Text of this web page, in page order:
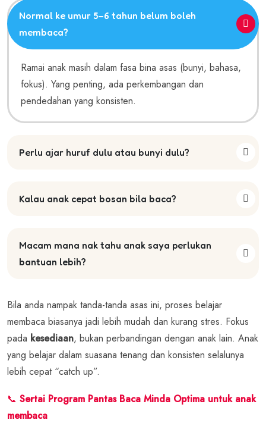
Normal ke umur 5–6 tahun belum boleh
membaca?
Ramai anak masih dalam fasa bina asas (bunyi, bahasa,
fokus). Yang penting, ada perkembangan dan
pendedahan yang konsisten.
Perlu ajar huruf dulu atau bunyi dulu?
Kalau anak cepat bosan bila baca?
Macam mana nak tahu anak saya perlukan
bantuan lebih?
Bila anda nampak tanda-tanda asas ini, proses belajar
membaca biasanya jadi lebih mudah dan kurang stres. Fokus
pada kesediaan, bukan perbandingan dengan anak lain. Anak
yang belajar dalam suasana tenang dan konsisten selalunya
lebih cepat “catch up”.
📞 Sertai Program Pantas Baca Minda Optima untuk anak
membaca